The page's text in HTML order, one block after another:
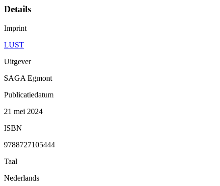
Details
Imprint
LUST
Uitgever
SAGA Egmont
Publicatiedatum
21 mei 2024
ISBN
9788727105444
Taal
Nederlands